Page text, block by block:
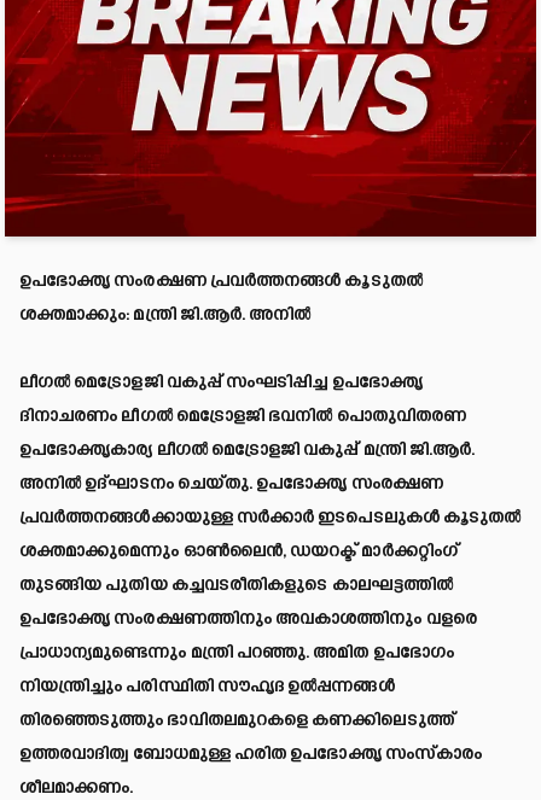
ഉപഭോക്തൃ സംരക്ഷണ പ്രവർത്തനങ്ങൾ കൂടുതൽ
ശക്തമാക്കും: മന്ത്രി ജി.ആർ. അനിൽ
ലീഗൽ മെട്രോളജി വകുപ്പ് സംഘടിപ്പിച്ച ഉപഭോക്തൃ
ദിനാചരണം ലീഗൽ മെട്രോളജി ഭവനിൽ പൊതുവിതരണ
ഉപഭോക്തൃകാര്യ ലീഗൽ മെട്രോളജി വകുപ്പ് മന്ത്രി ജി.ആർ.
അനിൽ ഉദ്ഘാടനം ചെയ്തു. ഉപഭോക്തൃ സംരക്ഷണ
പ്രവർത്തനങ്ങൾക്കായുള്ള സർക്കാർ ഇടപെടലുകൾ കൂടുതൽ
ശക്തമാക്കുമെന്നും ഓൺലൈൻ, ഡയറക്ട് മാർക്കറ്റിംഗ്
തുടങ്ങിയ പുതിയ കച്ചവടരീതികളുടെ കാലഘട്ടത്തിൽ
ഉപഭോക്തൃ സംരക്ഷണത്തിനും അവകാശത്തിനും വളരെ
പ്രാധാന്യമുണ്ടെന്നും മന്ത്രി പറഞ്ഞു. അമിത ഉപഭോഗം
നിയന്ത്രിച്ചും പരിസ്ഥിതി സൗഹൃദ ഉൽപ്പന്നങ്ങൾ
തിരഞ്ഞെടുത്തും ഭാവിതലമുറകളെ കണക്കിലെടുത്ത്
ഉത്തരവാദിത്വ ബോധമുള്ള ഹരിത ഉപഭോക്തൃ സംസ്‌കാരം
ശീലമാക്കണം.